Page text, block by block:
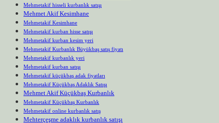
Mehmetakif hisseli kurbanlık satışı
Mehmet Akif Kesimhane
Mehmetakif Kesimhane
Mehmetakif kurban hisse satışı
Mehmetakif kurban kesim yeri
Mehmetakif Kurbanlık Büyükbaş satış fiyatı
Mehmetakif kurbanlık yeri
Mehmetakif kurban satışı
Mehmetakif küçükbaş adak fiyatları
Mehmetakif Küçükbaş Adaklık Satışı
Mehmet Akif Küçükbaş Kurbanlık
Mehmetakif Küçükbaş Kurbanlık
Mehmetakif online kurbanlık satış
Mehterçeşme adaklık kurbanlık satışı